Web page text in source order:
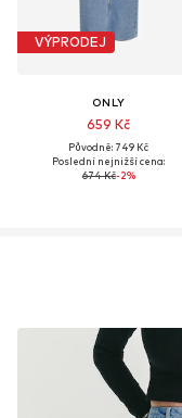
VÝPRODEJ
ONLY
659 Kč
Původně: 749 Kč
Poslední nejnižší cena:
674 Kč-2%